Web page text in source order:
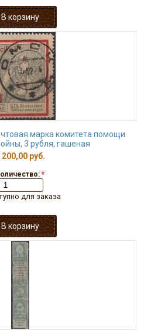
марка комитета помощи
3 рубля, гашеная
200,00 руб.
*
для заказа